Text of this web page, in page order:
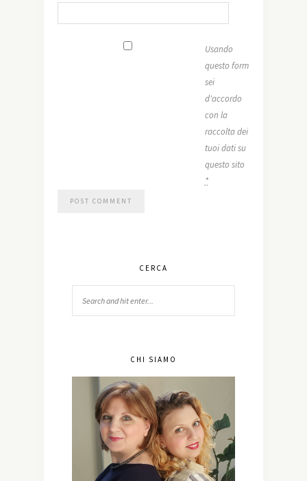
Usando
questo form
sei
d'accordo
con la
raccolta dei
tuoi dati su
questo sito
*
CERCA
CHI SIAMO